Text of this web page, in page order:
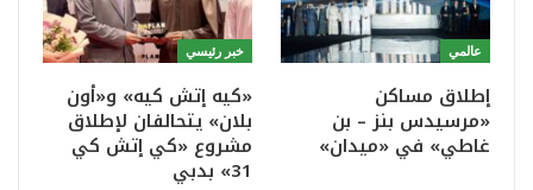
عالمي
إطلاق مساكن
«مرسيدس بنز – بن
غاطي» في «ميدان»
خبر رئيسي
«كيه إتش كيه» و«أون
بلان» يتحالفان لإطلاق
مشروع «كي إتش كي
31» بدبي